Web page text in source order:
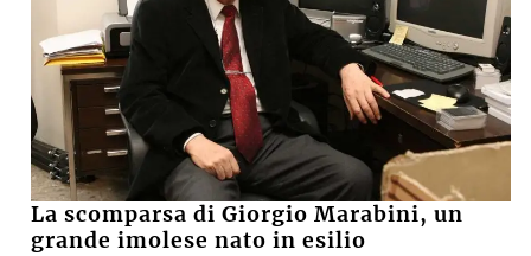
La scomparsa di Giorgio Marabini, un
grande imolese nato in esilio